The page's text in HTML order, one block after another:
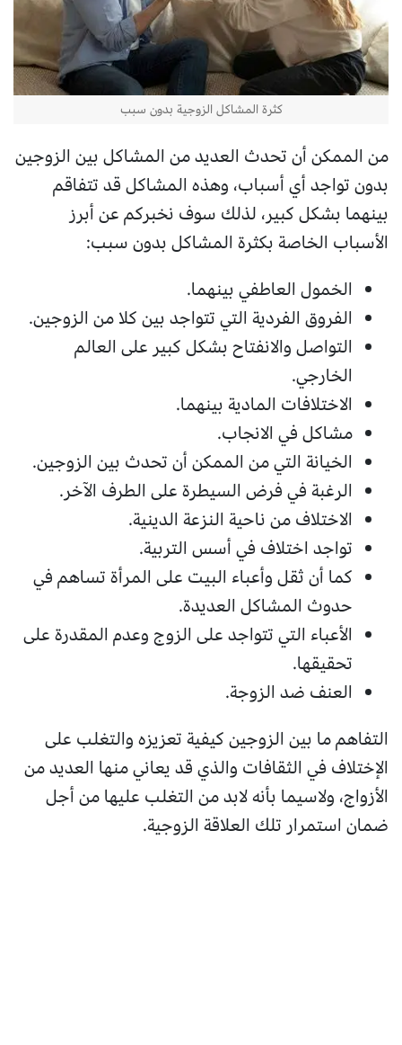
كثرة المشاكل الزوجية بدون سبب
من الممكن أن تحدث العديد من المشاكل بين الزوجين
بدون تواجد أي أسباب، وهذه المشاكل قد تتفاقم
بينهما بشكل كبير، لذلك سوف نخبركم عن أبرز
الأسباب الخاصة بكثرة المشاكل بدون سبب:
الخمول العاطفي بينهما.
الفروق الفردية التي تتواجد بين كلا من الزوجين.
التواصل والانفتاح بشكل كبير على العالم
الخارجي.
الاختلافات المادية بينهما.
مشاكل في الانجاب.
الخيانة التي من الممكن أن تحدث بين الزوجين.
الرغبة في فرض السيطرة على الطرف الآخر.
الاختلاف من ناحية النزعة الدينية.
تواجد اختلاف في أسس التربية.
كما أن ثقل وأعباء البيت على المرأة تساهم في
حدوث المشاكل العديدة.
الأعباء التي تتواجد على الزوج وعدم المقدرة على
تحقيقها.
العنف ضد الزوجة.
التفاهم ما بين الزوجين كيفية تعزيزه والتغلب على
الإختلاف في الثقافات والذي قد يعاني منها العديد من
الأزواج، ولاسيما بأنه لابد من التغلب عليها من أجل
ضمان استمرار تلك العلاقة الزوجية.